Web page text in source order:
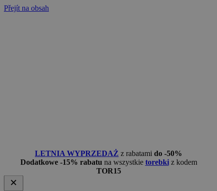
Přejít na obsah
LETNIA WYPRZEDAŻ z rabatami do -50%
Dodatkowe -15% rabatu na wszystkie torebkiz kodem
TOR15